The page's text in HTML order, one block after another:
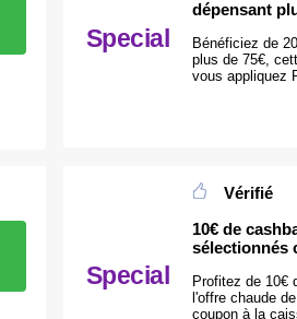
Special
dépensant
Bénéficiez de
plus de 75€,
vous appliquez
Special
Vérifié
10€ de
sélectionnés
Profitez de 10€
l'offre chaude
coupon à la